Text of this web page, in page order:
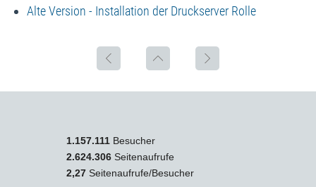
Alte Version - Installation der Druckserver Rolle
1.157.111 Besucher
2.624.306 Seitenaufrufe
2,27 Seitenaufrufe/Besucher